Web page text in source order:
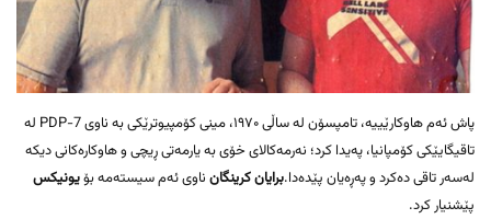
پاش ئەم هاوکارێییە، تامپسۆن لە ساڵی ۱۹۷۰، مینی کۆمپیوترێکی بە ناوی PDP-7 لە
تاقیگایێکی کۆمپانیا، پەیدا کرد؛ نەرمەکالای خۆی بە یارمەتی ڕیچی و هاوکارەکانی دیکە
لەسەر تاقی دەکرد و پەڕەیان پێدەدا.برایان کرینگانناوی ئەم سیستەمە بۆیونیکس
پێشنیار کرد.